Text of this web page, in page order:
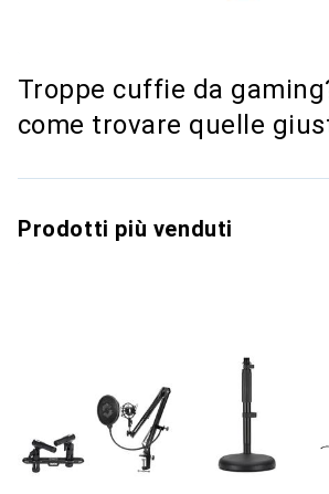
Troppe cuffie da
come trovare quelle
Prodotti più venduti